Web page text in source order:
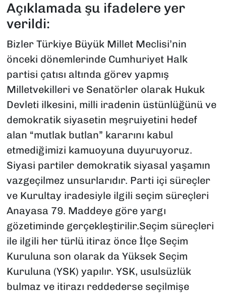
Açıklamada şu ifadelere yer
verildi:
Bizler Türkiye Büyük Millet Meclisi’nin
önceki dönemlerinde Cumhuriyet Halk
partisi çatısı altında görev yapmış
Milletvekilleri ve Senatörler olarak Hukuk
Devleti ilkesini, milli iradenin üstünlüğünü ve
demokratik siyasetin meşruiyetini hedef
alan “mutlak butlan” kararını kabul
etmediğimizi kamuoyuna duyuruyoruz.
Siyasi partiler demokratik siyasal yaşamın
vazgeçilmez unsurlarıdır. Parti içi süreçler
ve Kurultay iradesiyle ilgili seçim süreçleri
Anayasa 79. Maddeye göre yargı
gözetiminde gerçekleştirilir.Seçim süreçleri
ile ilgili her türlü itiraz önce İlçe Seçim
Kuruluna son olarak da Yüksek Seçim
Kuruluna (YSK) yapılır. YSK, usulsüzlük
bulmaz ve itirazı reddederse seçilmişe